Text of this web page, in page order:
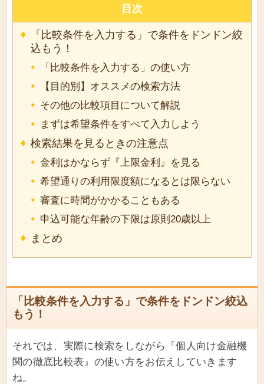
目次
「比較条件を入力する」で条件をドンドン絞
込もう！
「比較条件を入力する」の使い方
【目的別】オススメの検索方法
その他の比較項目について解説
まずは希望条件をすべて入力しよう
検索結果を見るときの注意点
金利はかならず『上限金利』を見る
希望通りの利用限度額になるとは限らない
審査に時間がかかることもある
申込可能な年齢の下限は原則20歳以上
まとめ
「比較条件を入力する」で条件をドンドン絞込
もう！
それでは、実際に検索をしながら『個人向け金融機
関の徹底比較表』の使い方をお伝えしていきます
ね。